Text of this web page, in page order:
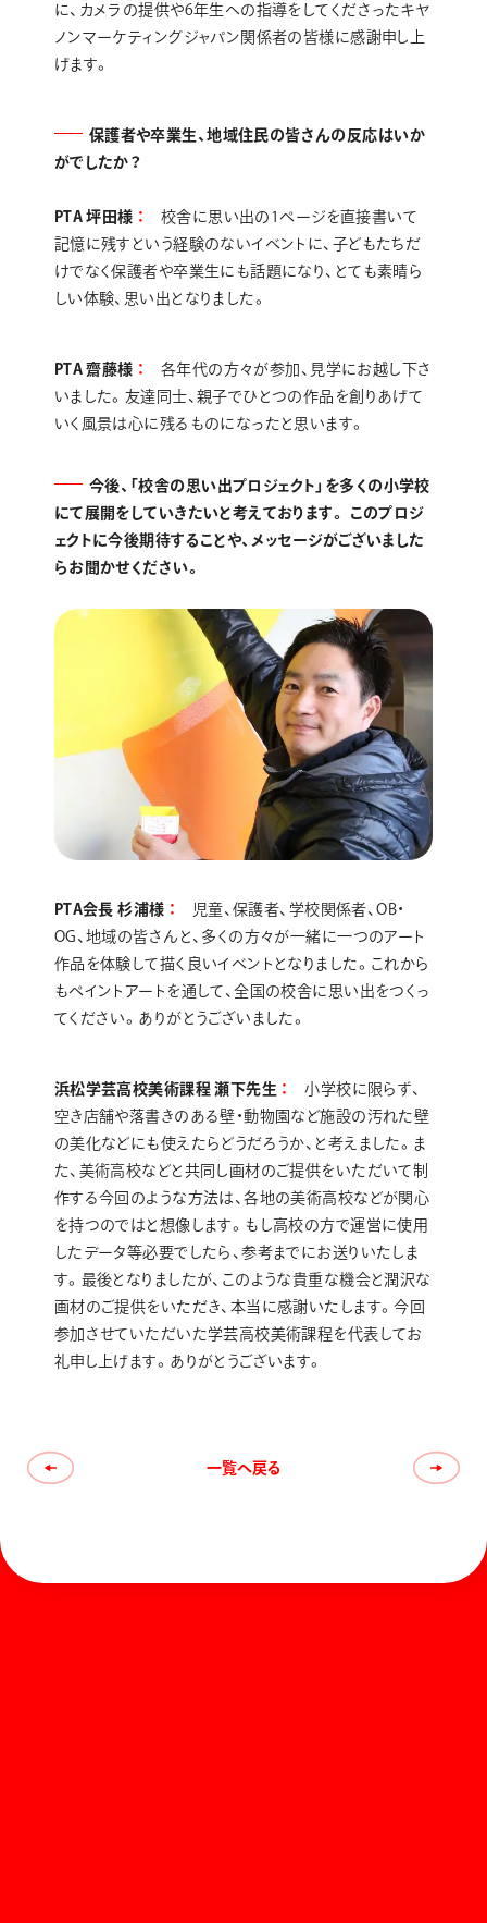
に、カメラの提供や6年生への指導をしてくださったキヤ
ノンマーケティングジャパン関係者の皆様に感謝申し上
げます。
保護者や卒業生、地域住民の皆さんの反応はいか
がでしたか？
PTA 坪田様
校舎に思い出の1ページを直接書いて
記憶に残すという経験のないイベントに、子どもたちだ
けでなく保護者や卒業生にも話題になり、とても素晴ら
しい体験、思い出となりました。
PTA 齋藤様
各年代の方々が参加、見学にお越し下さ
いました。友達同士、親子でひとつの作品を創りあげて
いく風景は心に残るものになったと思います。
今後、「校舎の思い出プロジェクト」を多くの小学校
にて展開をしていきたいと考えております。 このプロジ
ェクトに今後期待することや、メッセージがございました
らお聞かせください。
PTA会長 杉浦様
児童、保護者、学校関係者、OB・
OG、地域の皆さんと、多くの方々が一緒に一つのアート
作品を体験して描く良いイベントとなりました。これから
もペイントアートを通して、全国の校舎に思い出をつくっ
てください。ありがとうございました。
浜松学芸高校美術課程 瀬下先生
小学校に限らず、
空き店舗や落書きのある壁・動物園など施設の汚れた壁
の美化などにも使えたらどうだろうか、と考えました。ま
た、美術高校などと共同し画材のご提供をいただいて制
作する今回のような方法は、各地の美術高校などが関心
を持つのではと想像します。もし高校の方で運営に使用
したデータ等必要でしたら、参考までにお送りいたしま
す。最後となりましたが、このような貴重な機会と潤沢な
画材のご提供をいただき、本当に感謝いたします。今回
参加させていただいた学芸高校美術課程を代表してお
礼申し上げます。ありがとうございます。
一覧へ戻る